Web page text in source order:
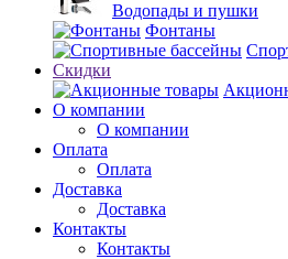
Водопады и пушки
Фонтаны
Скидки
О компании
О компании
Оплата
Оплата
Доставка
Доставка
Контакты
Контакты